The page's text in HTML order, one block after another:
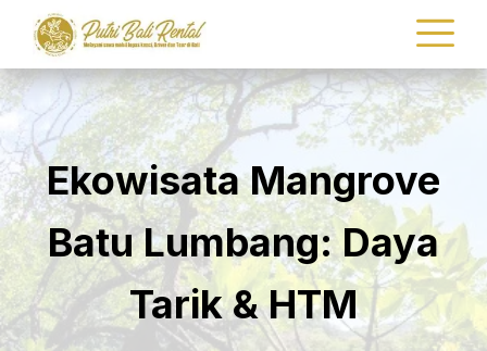
Ekowisata Mangrove
Batu Lumbang: Daya
Tarik & HTM